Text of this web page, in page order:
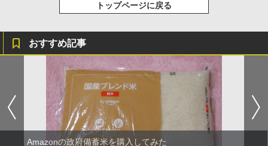
トップページに戻る
おすすめ記事
Amazonの政府備蓄米を購入してみた